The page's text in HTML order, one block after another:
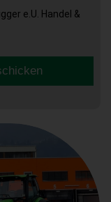
e.U. Handel &